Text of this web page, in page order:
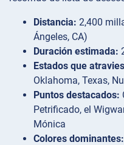
Distancia: 2,400
Ángeles, CA)
Duración estimada:
Estados que
Oklahoma, Texas,
Puntos destacados:
Petrificado, el
Mónica
Colores dominantes: